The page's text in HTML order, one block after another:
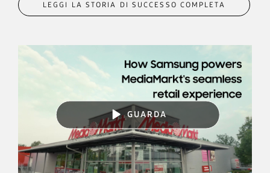
LEGGI LA STORIA DI SUCCESSO COMPLETA
GUARDA